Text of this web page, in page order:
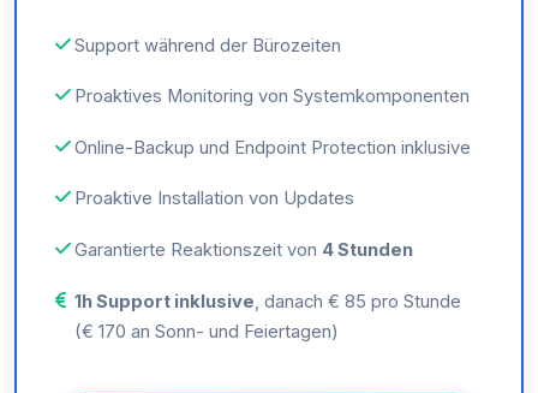
Support während der Bürozeiten
Proaktives Monitoring von Systemkomponenten
Online-Backup und Endpoint Protection inklusive
Proaktive Installation von Updates
Garantierte Reaktionszeit von 4 Stunden
1h Support inklusive, danach € 85 pro Stunde
(€ 170 an Sonn- und Feiertagen)